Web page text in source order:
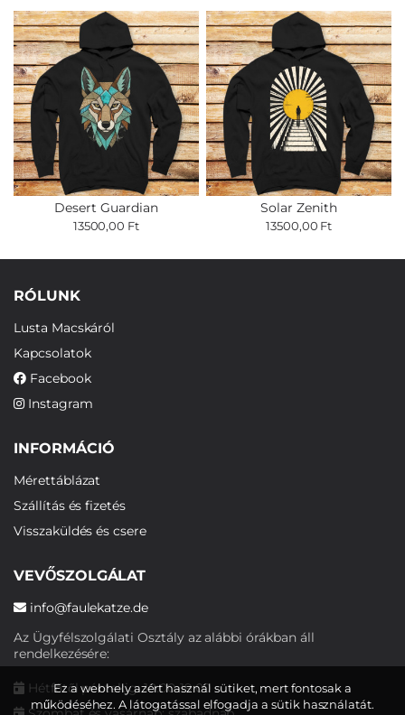
Desert Guardian
13500,00 Ft
Solar Zenith
13500,00 Ft
RÓLUNK
Lusta Macskáról
Kapcsolatok
Facebook
Instagram
INFORMÁCIÓ
Mérettáblázat
Szállítás és fizetés
Visszaküldés és csere
VEVŐSZOLGÁLAT
info@faulekatze.de
Az Ügyfélszolgálati Osztály az alábbi órákban áll
rendelkezésére:
Hétfőtől péntekig: 10:00-19:00
Ez a webhely azért használ sütiket, mert fontosak a
működéséhez. A látogatással elfogadja a sütik használatát.